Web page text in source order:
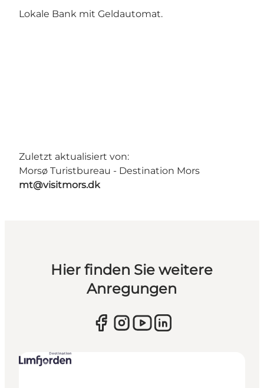
Lokale Bank mit Geldautomat.
Zuletzt aktualisiert von:
Morsø Turistbureau - Destination Mors
mt@visitmors.dk
Hier finden Sie weitere
Anregungen